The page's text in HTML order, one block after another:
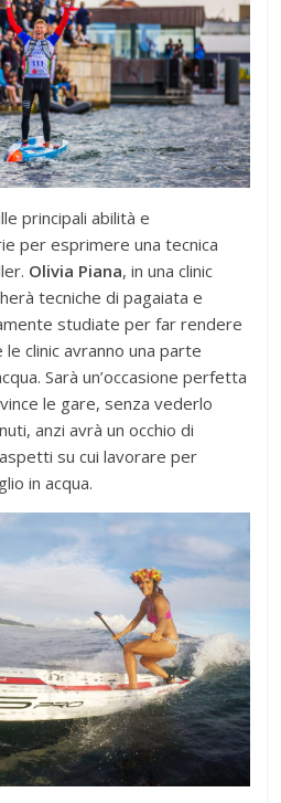
principali abilità e
per esprimere una tecnica
Olivia Piana, in una clinic
tecniche di pagaiata e
studiate per far rendere
clinic avranno una parte
Sarà un’occasione perfetta
le gare, senza vederlo
anzi avrà un occhio di
su cui lavorare per
in acqua.